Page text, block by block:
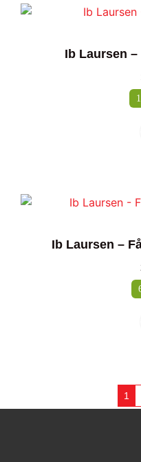
Ib Laursen
Ib Laursen –
1